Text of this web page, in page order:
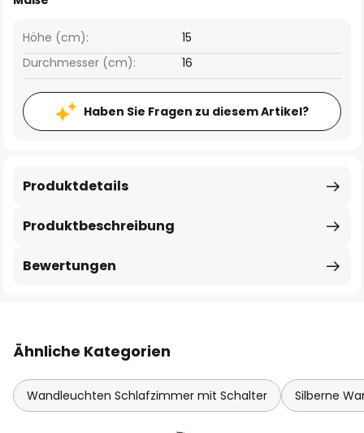
Höhe (cm):
15
Durchmesser (cm):
16
Haben Sie Fragen zu diesem Artikel?
Produktbeschreibung
Produktdetails
Bewertungen
Ähnliche Kategorien
Wandleuchten Schlafzimmer mit Schalter Silberne